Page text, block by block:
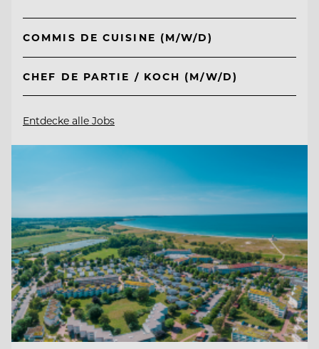
COMMIS DE CUISINE (M/W/D)
CHEF DE PARTIE / KOCH (M/W/D)
Entdecke alle Jobs